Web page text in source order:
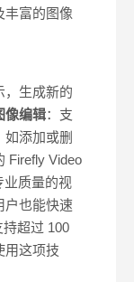
丰富的图像
，生成新的
像编辑：支
添加或删
Firefly Video
业质量的视
户也能快速
持超过 100
用这项技